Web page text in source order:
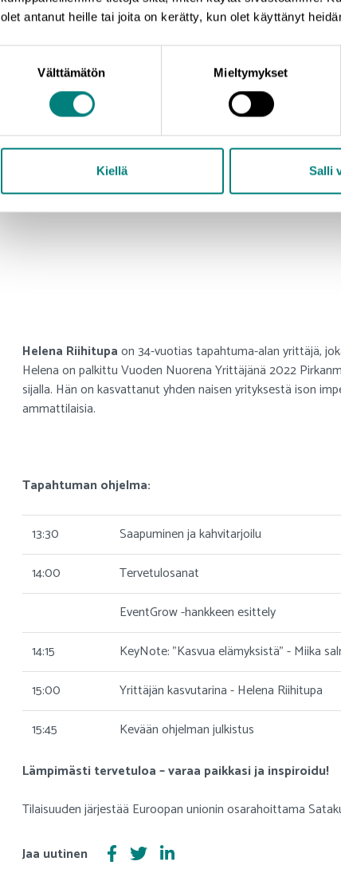
olet antanut heille tai joita on kerätty, kun olet käyttänyt
Välttämätön Mieltymykset
Kiellä Salli
Helena Riihitupaon 34-vuotias tapahtuma-alan yrittäjä,
Helena on palkittu Vuoden Nuorena Yrittäjänä 2022
sijalla. Hän on kasvattanut yhden naisen yrityksestä ison
ammattilaisia.
Tapahtuman ohjelma:
13:30
Saapuminen ja kahvitarjoilu
14:00
Tervetulosanat
EventGrow -hankkeen esittely
14:15
KeyNote: "Kasvua elämyksistä" - Miika
15:00
Yrittäjän kasvutarina - Helena Riihitupa
15:45
Kevään ohjelman julkistus
Lämpimästi tervetuloa – varaa paikkasi ja inspiroidu!
Tilaisuuden järjestää Euroopan unionin osarahoittama
Jaa uutinen